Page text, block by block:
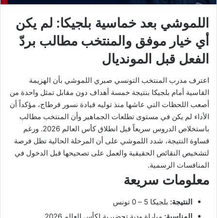
اللموشي بعد خماسية بلجيكا: لم يكن
أي خيار موفق والمنتخب مطالب بردّ
الفعل قبل المونديال
اعترف مدرب المنتخب التونسي صبري اللموشي بأن الهزيمة
القاسية أمام بلجيكا بنتيجة خمسة أهداف دون مقابل تمثل واحدة من
أصعب اللحظات التي عاشها منذ توليه قيادة نسور قرطاج، مؤكداً أن
الأداء لم يكن في مستوى تطلعات الجماهير وأن المنتخب مطالب
باستخلاص الدروس سريعاً قبل انطلاق كأس العالم 2026. ورغم
قساوة النتيجة، شدد اللموشي على أن المرحلة الحالية تظل فرصة
لتشخيص النقائص الحقيقية والعمل على تصحيحها قبل الدخول في
المنافسات الرسمية.
معلومات سريعة
النتيجة: بلجيكا 5 – 0 تونس